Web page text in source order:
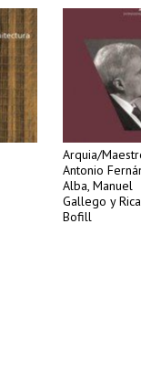
Arquia/
Antonio
Alba, Manuel
Gallego y
Bofill